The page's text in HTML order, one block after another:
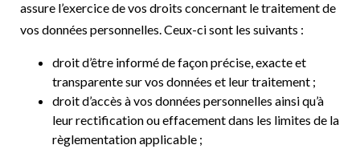
assure l’exercice de vos droits concernant le traitement de
vos données personnelles. Ceux-ci sont les suivants :
droit d’être informé de façon précise, exacte et
transparente sur vos données et leur traitement ;
droit d’accès à vos données personnelles ainsi qu’à
leur rectification ou effacement dans les limites de la
règlementation applicable ;